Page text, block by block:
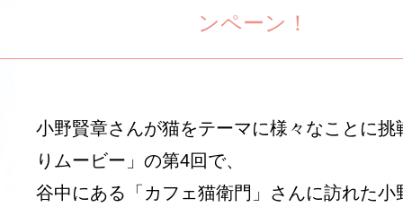
頭
う
ンペーン！
小野賢章さんが猫をテーマに様々なことに挑
りムービー」の第4回で、
谷中にある「カフェ猫衛門」さんに訪れた小